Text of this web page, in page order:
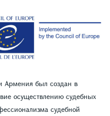
Армения был создан в
осуществлению судебных
судебной